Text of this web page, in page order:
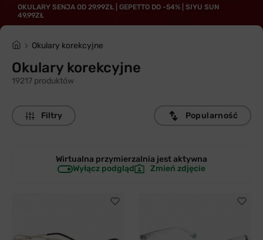
OKULARY SENJA OD 29,99ZŁ | GEPETTO DO -54% | SIYU SUN
49,99ZŁ
Okulary korekcyjne
Okulary korekcyjne
19217 produktów
Filtry Popularność
Wirtualna przymierzalnia jestaktywna
Wyłącz podgląd
Zmień zdjęcie